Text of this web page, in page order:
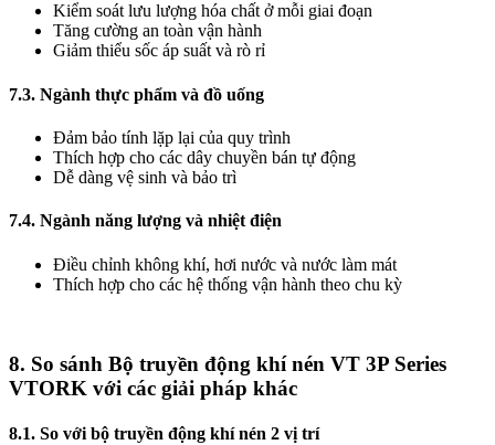
Kiểm soát lưu lượng hóa chất ở mỗi giai đoạn
Tăng cường an toàn vận hành
Giảm thiểu sốc áp suất và rò rỉ
7.3. Ngành thực phẩm và đồ uống
Đảm bảo tính lặp lại của quy trình
Thích hợp cho các dây chuyền bán tự động
Dễ dàng vệ sinh và bảo trì
7.4. Ngành năng lượng và nhiệt điện
Điều chỉnh không khí, hơi nước và nước làm mát
Thích hợp cho các hệ thống vận hành theo chu kỳ
8. So sánh Bộ truyền động khí nén VT 3P Series
VTORK với các giải pháp khác
8.1. So với bộ truyền động khí nén 2 vị trí